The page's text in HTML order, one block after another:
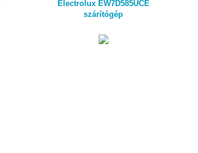
Electrolux EW7D585UCE
szárítógép